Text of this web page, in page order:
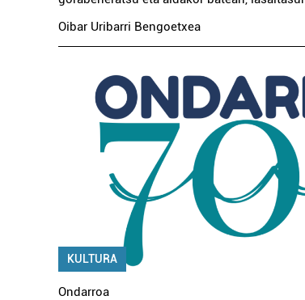
Oibar Uribarri Bengoetxea
KULTURA
Ondarroa